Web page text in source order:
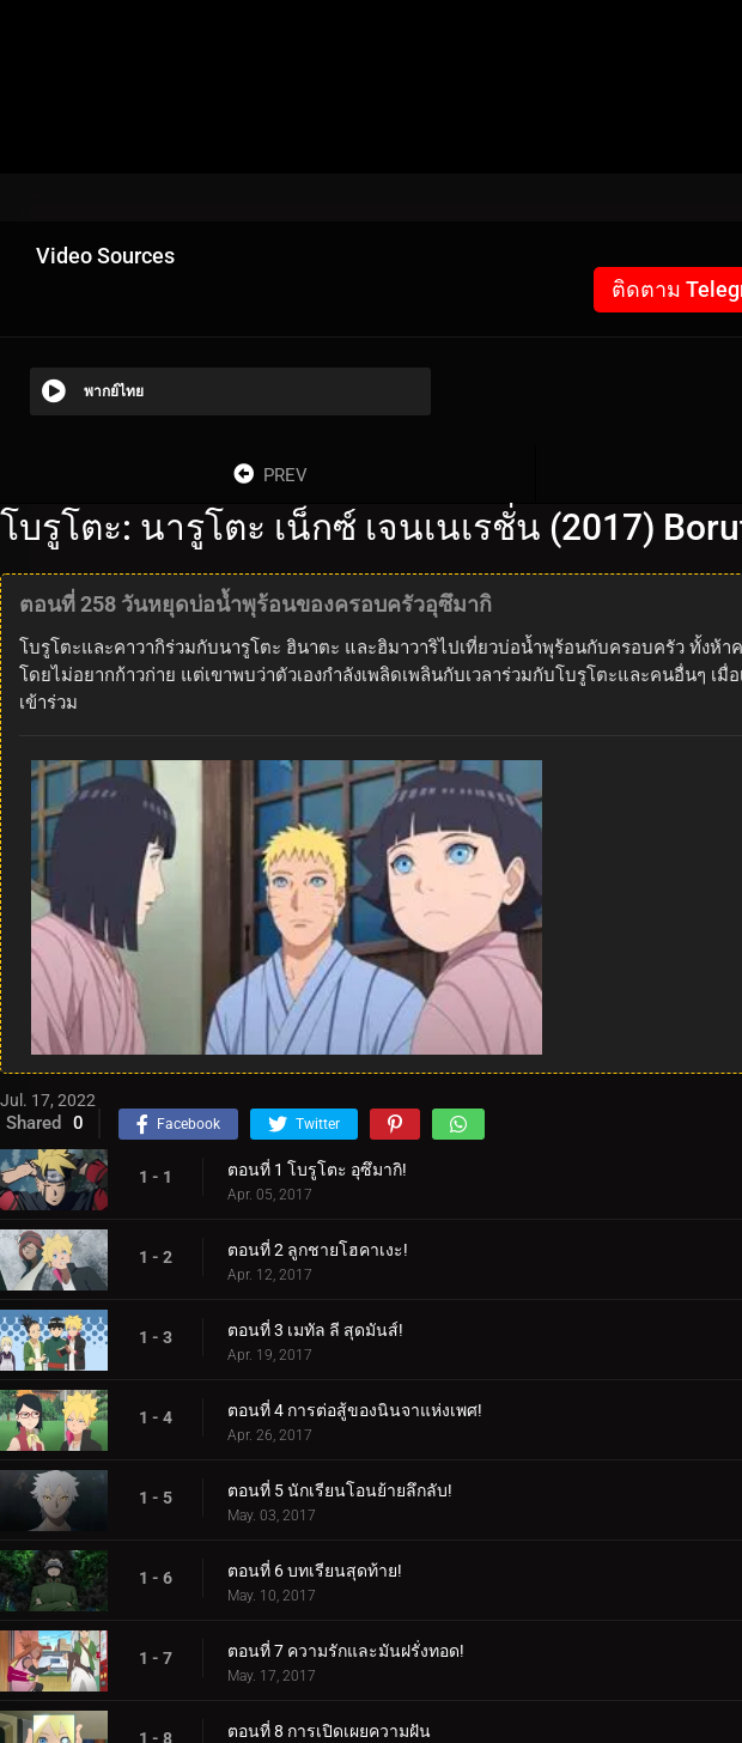
Video Sources
ติดตาม
พากย์ไทย
PREV
โบรูโตะ: นารูโตะ เน็กซ์ เจนเนเรชั่น (2017)
ตอนที่ 258 วันหยุดบ่อน้ำพุร้อนของครอบครัวอุซึมากิ
โบรูโตะและคาวากิร่วมกับนารูโตะ ฮินาตะ และฮิมาวาริไปเที่ยวบ่อน้ำพุร้อนกับครอบครัว ทั้งห้
โดยไม่อยากก้าวก่าย แต่เขาพบว่าตัวเองกำลังเพลิดเพลินกับเวลาร่วมกับโบรูโตะและคนอื่นๆ
เข้าร่วม
Jul. 17, 2022
Shared 0 Facebook Twitter
1 - 1 ตอนที่ 1 โบรูโตะ อุซึมากิ!
Apr. 05, 2017
1 - 2 ตอนที่ 2 ลูกชายโฮคาเงะ!
Apr. 12, 2017
1 - 3 ตอนที่ 3 เมทัล ลี สุดมันส์!
Apr. 19, 2017
1 - 4 ตอนที่ 4 การต่อสู้ของนินจาแห่งเพศ!
Apr. 26, 2017
1 - 5 ตอนที่ 5 นักเรียนโอนย้ายลึกลับ!
May. 03, 2017
1 - 6 ตอนที่ 6 บทเรียนสุดท้าย!
May. 10, 2017
1 - 7 ตอนที่ 7 ความรักและมันฝรั่งทอด!
May. 17, 2017
1 - 8 ตอนที่ 8 การเปิดเผยความฝัน